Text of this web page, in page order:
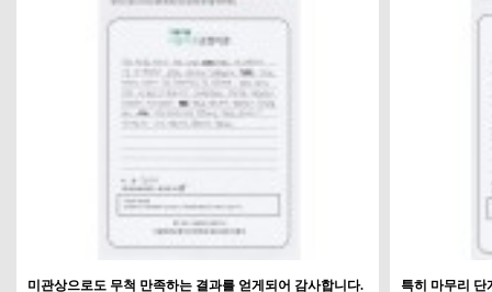
미관상으로도 무척 만족하는 결과를 얻게되어 감사합니다. 특히 마무리 단